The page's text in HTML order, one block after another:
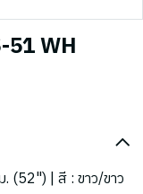
WH
(52") | สี : ขาว/ขาว